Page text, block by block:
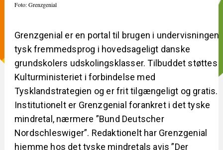
Foto: Grenzgenial
Grenzgenial er en portal til brugen i undervisningen i
tysk fremmedsprog i hovedsageligt danske
grundskolers udskolingsklasser. Tilbuddet støttes
Kulturministeriet i forbindelse med
Tysklandstrategien og er frit tilgængeligt og
Institutionelt er Grenzgenial forankret i det tyske
mindretal, nærmere ”Bund Deutscher
Nordschleswiger”. Redaktionelt har Grenzgenial
hjemme hos det tyske mindretals avis ”Der